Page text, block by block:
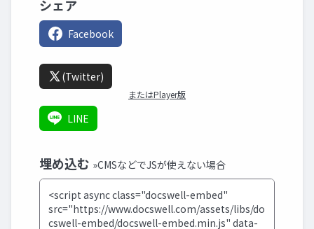
シェア
Facebook
(Twitter)
またはPlayer版
LINE
埋め込む »CMSなどでJSが使えない場合